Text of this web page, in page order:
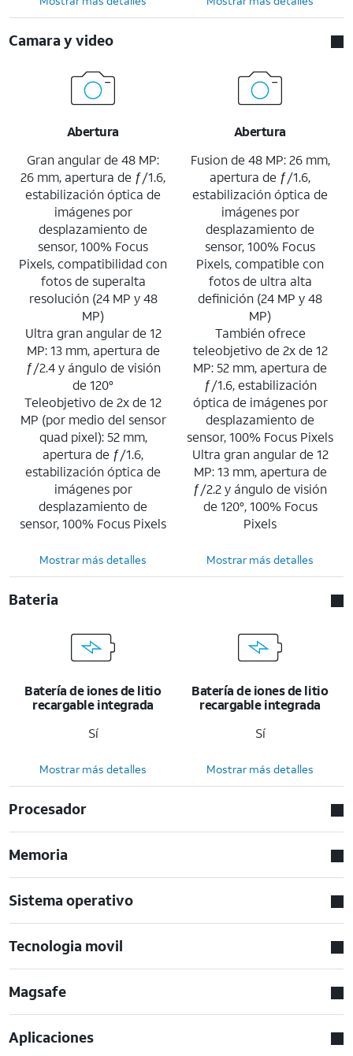
Camara y video
Abertura
Gran angular de 48 MP:
26 mm, apertura de ƒ/1.6,
estabilización óptica de
imágenes por
desplazamiento de
sensor, 100% Focus
Pixels, compatibilidad con
fotos de superalta
resolución (24 MP y 48
MP)
Ultra gran angular de 12
MP: 13 mm, apertura de
ƒ/2.4 y ángulo de visión
de 120°
Teleobjetivo de 2x de 12
MP (por medio del sensor
quad pixel): 52 mm,
apertura de ƒ/1.6,
estabilización óptica de
imágenes por
desplazamiento de
sensor, 100% Focus Pixels
Abertura
Fusion de 48 MP: 26 mm,
apertura de ƒ/1.6,
estabilización óptica de
imágenes por
desplazamiento de
sensor, 100% Focus
Pixels, compatible con
fotos de ultra alta
definición (24 MP y 48
MP)
También ofrece
teleobjetivo de 2x de 12
MP: 52 mm, apertura de
ƒ/1.6, estabilización
óptica de imágenes por
desplazamiento de
sensor, 100% Focus Pixels
Ultra gran angular de 12
MP: 13 mm, apertura de
ƒ/2.2 y ángulo de visión
de 120°, 100% Focus
Pixels
Mostrar más detalles Mostrar más detalles
Bateria
Batería de iones de litio
recargable integrada
Sí
Batería de iones de litio
recargable integrada
Sí
Mostrar más detalles Mostrar más detalles
Procesador
Memoria
Sistema operativo
Tecnologia movil
Magsafe
Aplicaciones